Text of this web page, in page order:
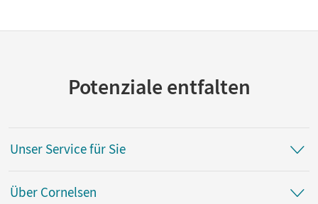
Potenziale entfalten
Unser Service für Sie
Über Cornelsen